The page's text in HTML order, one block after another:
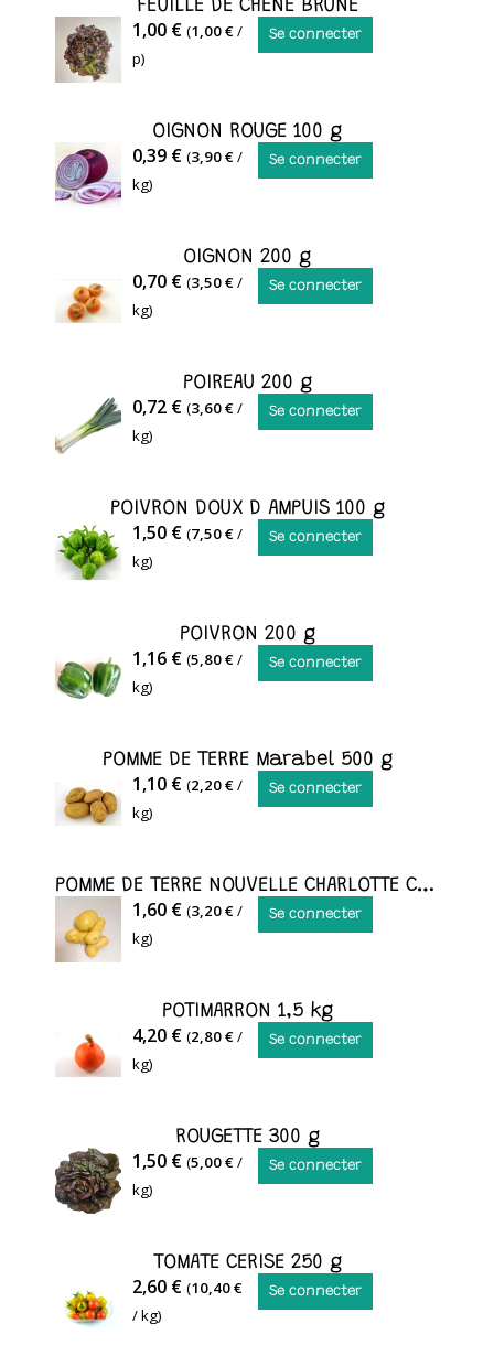
FEUILLE DE CHENE BRUNE
1,00 € (1,00 €/
p)
Se connecter
OIGNON ROUGE 100 g
0,39 € (3,90 €/
kg)
Se connecter
OIGNON 200 g
OIGNON 0,70 € (3,50 €/
kg)
Se connecter
POIREAU 200 g
POIREAU 0,72 € (3,60 €/
kg)
Se connecter
POIVRON DOUX D AMPUIS 100 g
POIVRON
DOUX
1,50 € (7,50 €/
kg)
Se connecter
POIVRON 200 g
POIVRON1,16 € (5,80 €/
kg)
Se connecter
POMME DE TERRE Marabel 500 g
POMME
DE
1,10 € (2,20 €/
kg)
Se connecter
POMME DE TERRE NOUVELLE CHARLOTTE CHARLOTTE 500 g
POMME
DE
TERRE
1,60 € (3,20 €/
kg)
Se connecter
POTIMARRON 1,5 kg
POTIMARRON
4,20 € (2,80 €/
kg)
Se connecter
ROUGETTE 300 g
ROUGETTE
MULTIFEUILLE
1,50 € (5,00 €/
kg)
Se connecter
TOMATE CERISE 250 g
TOMATE
CERISE
2,60 € (10,40 €
/ kg)
Se connecter